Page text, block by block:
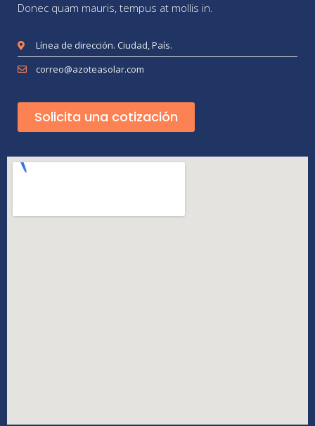
Donec quam mauris, tempus at mollis in.
Línea de dirección. Ciudad, País.
correo@azoteasolar.com
Solicita una cotización